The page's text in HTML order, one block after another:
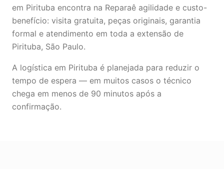
em Pirituba encontra na Reparaê agilidade e custo-
benefício: visita gratuita, peças originais, garantia
formal e atendimento em toda a extensão de
Pirituba, São Paulo.
A logística em Pirituba é planejada para reduzir o
tempo de espera — em muitos casos o técnico
chega em menos de 90 minutos após a
confirmação.